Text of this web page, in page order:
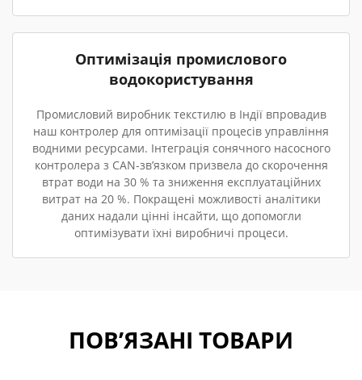
Оптимізація промислового
водокористування
Промисловий виробник текстилю в Індії впровадив
наш контролер для оптимізації процесів управління
водними ресурсами. Інтеграція сонячного насосного
контролера з CAN-зв’язком призвела до скорочення
втрат води на 30 % та зниження експлуатаційних
витрат на 20 %. Покращені можливості аналітики
даних надали цінні інсайти, що допомогли
оптимізувати їхні виробничі процеси.
ПОВ’ЯЗАНІ ТОВАРИ